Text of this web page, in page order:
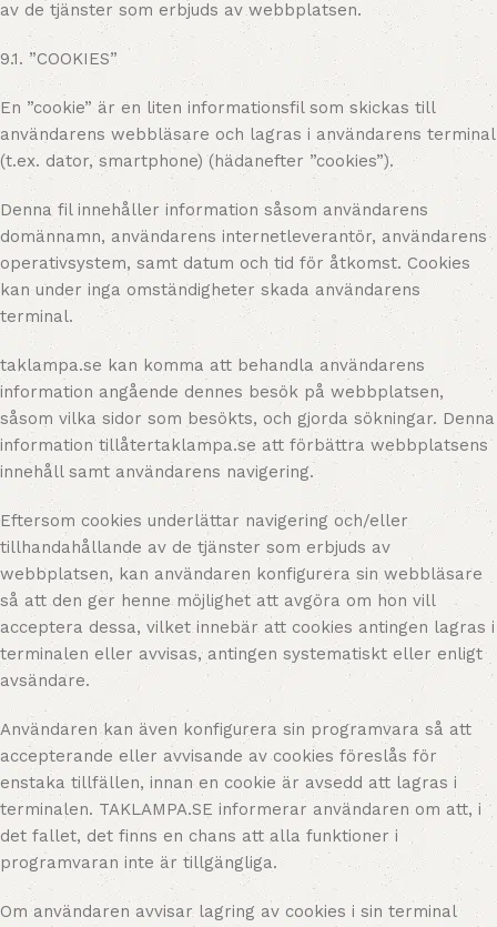
av de tjänster som erbjuds av webbplatsen.
9.1. ”COOKIES”
En ”cookie” är en liten informationsfil som skickas till
användarens webbläsare och lagras i användarens terminal
(t.ex. dator, smartphone) (hädanefter ”cookies”).
Denna fil innehåller information såsom användarens
domännamn, användarens internetleverantör, användarens
operativsystem, samt datum och tid för åtkomst. Cookies
kan under inga omständigheter skada användarens
terminal.
taklampa.se kan komma att behandla användarens
information angående dennes besök på webbplatsen,
såsom vilka sidor som besökts, och gjorda sökningar. Denna
information tillåtertaklampa.se att förbättra webbplatsens
innehåll samt användarens navigering.
Eftersom cookies underlättar navigering och/eller
tillhandahållande av de tjänster som erbjuds av
webbplatsen, kan användaren konfigurera sin webbläsare
så att den ger henne möjlighet att avgöra om hon vill
acceptera dessa, vilket innebär att cookies antingen lagras i
terminalen eller avvisas, antingen systematiskt eller enligt
avsändare.
Användaren kan även konfigurera sin programvara så att
accepterande eller avvisande av cookies föreslås för
enstaka tillfällen, innan en cookie är avsedd att lagras i
terminalen. TAKLAMPA.SE informerar användaren om att, i
det fallet, det finns en chans att alla funktioner i
programvaran inte är tillgängliga.
Om användaren avvisar lagring av cookies i sin terminal